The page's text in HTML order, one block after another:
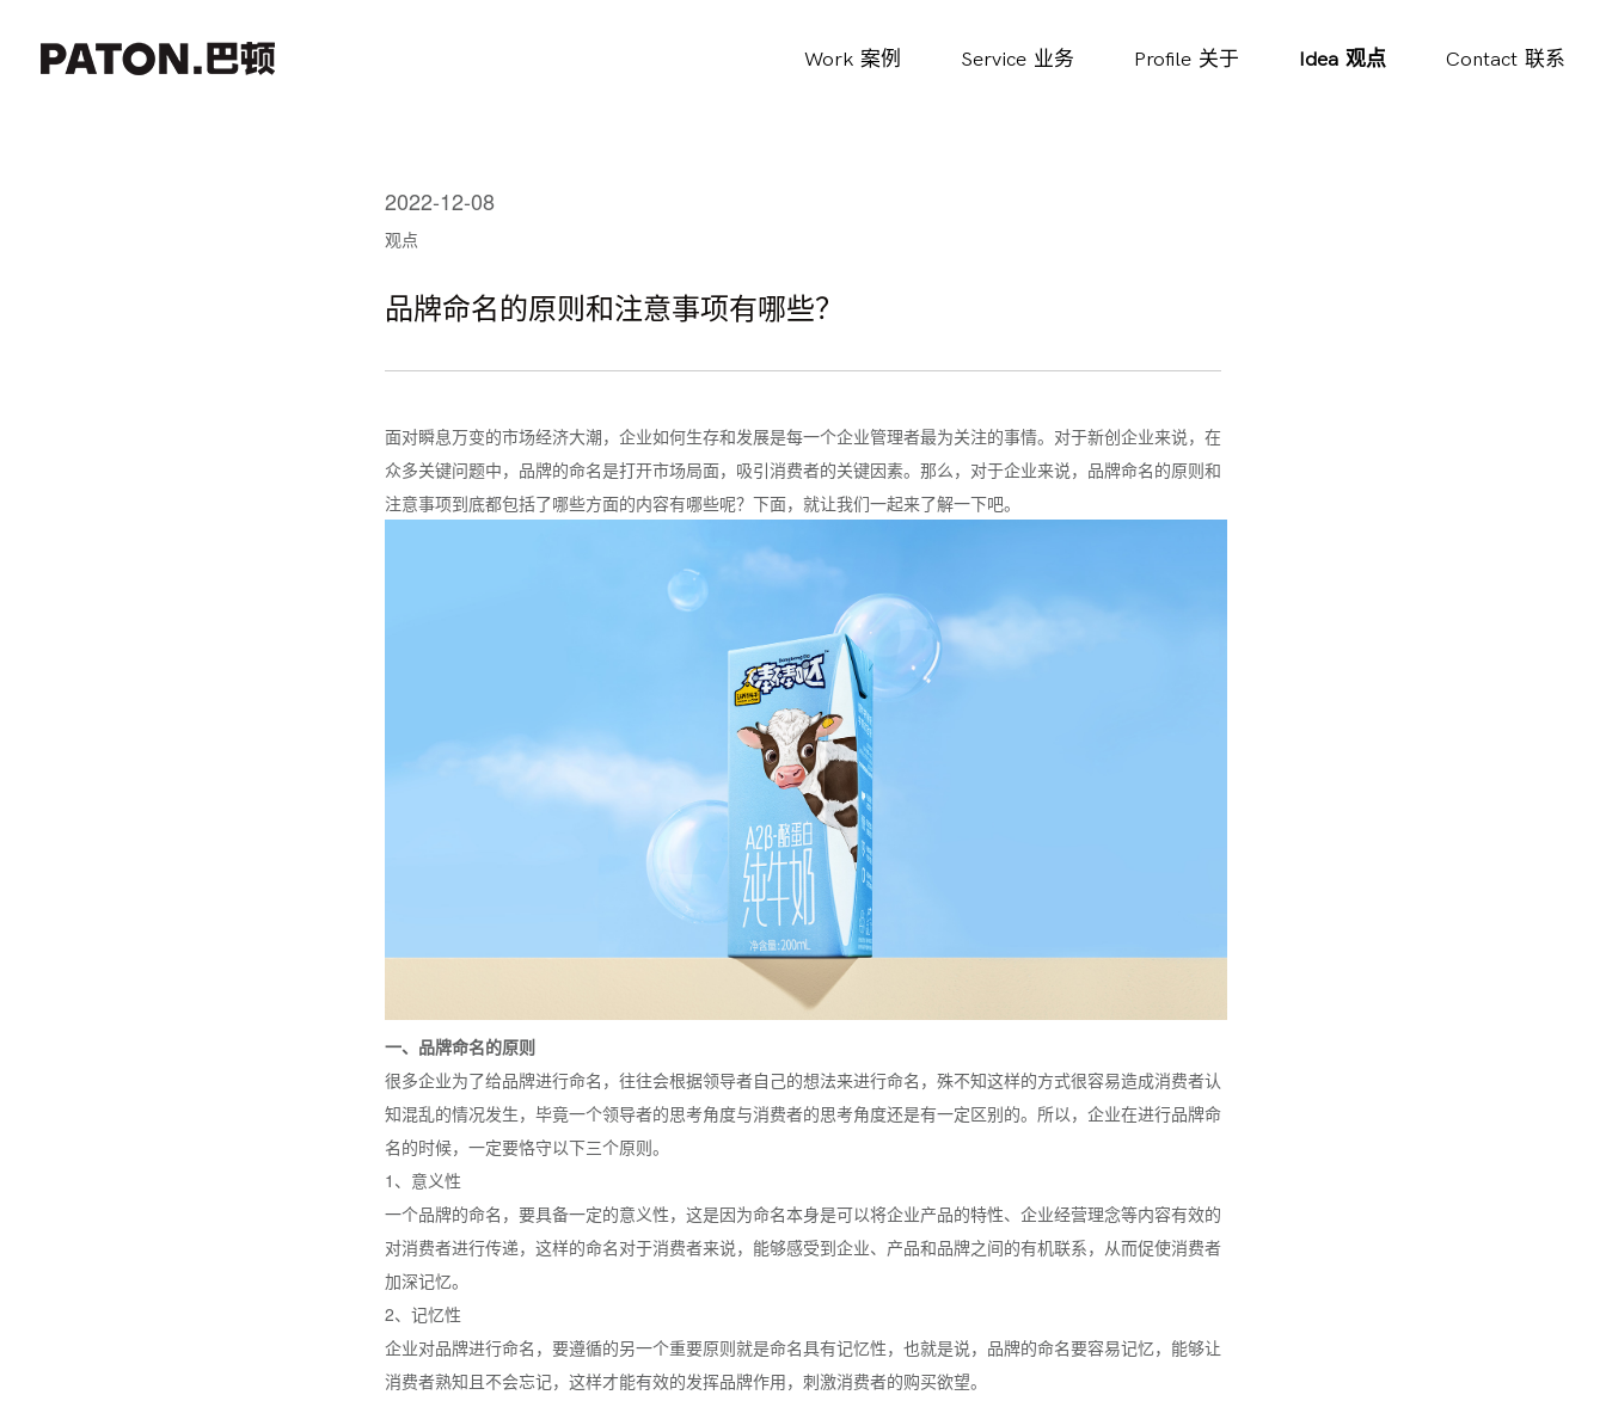
Work 案例 Service 业务 Profile 关于 Idea 观点 Contact 联系
2022-12-08
观点
品牌命名的原则和注意事项有哪些？
面对瞬息万变的市场经济大潮，企业如何生存和发展是每一个企业管理者最为关注的事情。对于新创企业来说，在
众多关键问题中，品牌的命名是打开市场局面，吸引消费者的关键因素。那么，对于企业来说，品牌命名的原则和
注意事项到底都包括了哪些方面的内容有哪些呢？下面，就让我们一起来了解一下吧。
一、品牌命名的原则
很多企业为了给品牌进行命名，往往会根据领导者自己的想法来进行命名，殊不知这样的方式很容易造成消费者认
知混乱的情况发生，毕竟一个领导者的思考角度与消费者的思考角度还是有一定区别的。所以，企业在进行品牌命
名的时候，一定要恪守以下三个原则。
1、意义性
一个品牌的命名，要具备一定的意义性，这是因为命名本身是可以将企业产品的特性、企业经营理念等内容有效的
对消费者进行传递，这样的命名对于消费者来说，能够感受到企业、产品和品牌之间的有机联系，从而促使消费者
加深记忆。
2、记忆性
企业对品牌进行命名，要遵循的另一个重要原则就是命名具有记忆性，也就是说，品牌的命名要容易记忆，能够让
消费者熟知且不会忘记，这样才能有效的发挥品牌作用，刺激消费者的购买欲望。